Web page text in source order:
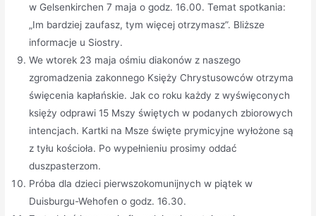
w Gelsenkirchen 7 maja o godz. 16.00. Temat spotkania:
„Im bardziej zaufasz, tym więcej otrzymasz”. Bliższe
informacje u Siostry.
We wtorek 23 maja ośmiu diakonów z naszego
zgromadzenia zakonnego Księży Chrystusowców otrzyma
święcenia kapłańskie. Jak co roku każdy z wyświęconych
księży odprawi 15 Mszy świętych w podanych zbiorowych
intencjach. Kartki na Msze święte prymicyjne wyłożone są
z tyłu kościoła. Po wypełnieniu prosimy oddać
duszpasterzom.
Próba dla dzieci pierwszokomunijnych w piątek w
Duisburgu-Wehofen o godz. 16.30.